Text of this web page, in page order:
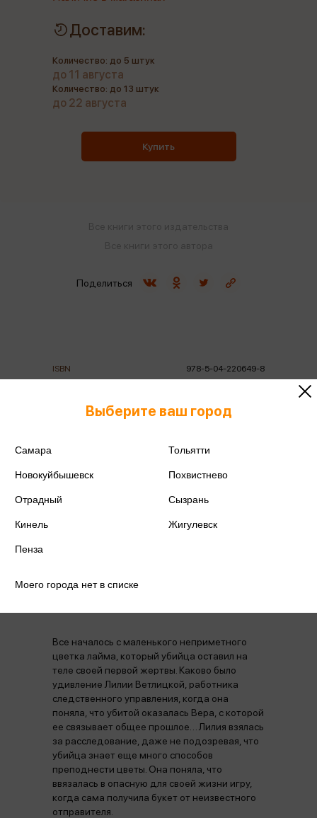
ISBN 978-5-04-220649-8
Автор
Доставим:
Количество: до 5 штук
до 11 августа
Количество: до 13 штук
до 22 августа
Купить
Поделиться
АннотацияОтзывы
Все началось с маленького неприметного
цветка лайма, который убийца оставил на
теле своей первой жертвы. Каково было
удивление Лилии Ветлицкой, работника
следственного управления, когда она
поняла, что убитой оказалась Вера, с которой
ее связывает общее прошлое… Лилия взялась
за расследование, даже не подозревая, что
убийца знает еще много способов
преподнести цветы. Она поняла, что
ввязалась в опасную для своей жизни игру,
когда сама получила букет от неизвестного
отправителя.
Выберите ваш город
Самара Тольятти
Новокуйбышевск Похвистнево
Отрадный Сызрань
Кинель Жигулевск
Пенза
Моего города нет в списке